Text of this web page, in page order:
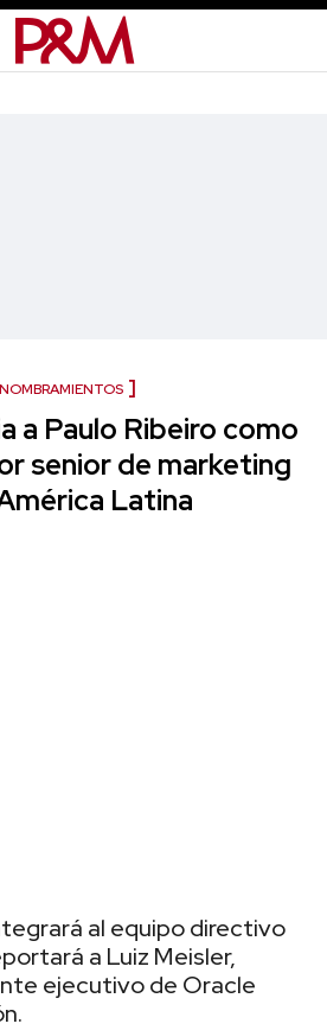
NOMBRAMIENTOS
a Paulo Ribeiro como
senior de marketing
Latina
al equipo directivo
a Luiz Meisler,
ejecutivo de Oracle